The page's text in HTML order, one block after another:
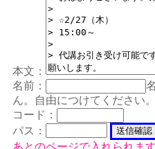
本文：
名前：
ん。自由につけてください。
コード：
パス：
あとのページで入れられます